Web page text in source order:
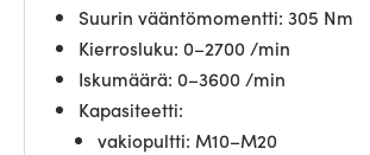
Suurin vääntömomentti: 305 Nm
Kierrosluku: 0–2700 /min
Iskumäärä: 0–3600 /min
Kapasiteetti:
vakiopultti: M10–M20